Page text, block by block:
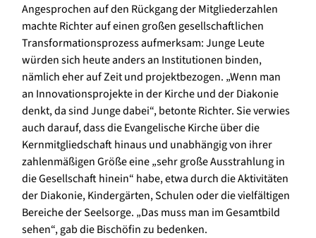
Angesprochen auf den Rückgang der Mitgliederzahlen
machte Richter auf einen großen gesellschaftlichen
Transformationsprozess aufmerksam: Junge Leute
würden sich heute anders an Institutionen binden,
nämlich eher auf Zeit und projektbezogen. „Wenn man
an Innovationsprojekte in der Kirche und der Diakonie
denkt, da sind Junge dabei“, betonte Richter. Sie verwies
auch darauf, dass die Evangelische Kirche über die
Kernmitgliedschaft hinaus und unabhängig von ihrer
zahlenmäßigen Größe eine „sehr große Ausstrahlung in
die Gesellschaft hinein“ habe, etwa durch die Aktivitäten
der Diakonie, Kindergärten, Schulen oder die vielfältigen
Bereiche der Seelsorge. „Das muss man im Gesamtbild
sehen“, gab die Bischöfin zu bedenken.